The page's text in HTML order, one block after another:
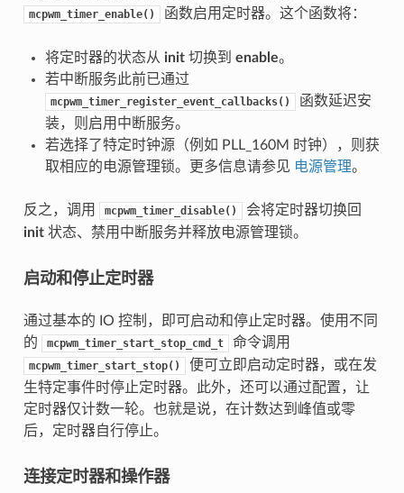
mcpwm_timer_enable() 函数启用定时器。这个函数将：
将定时器的状态从 init切换到 enable。
若中断服务此前已通过
mcpwm_timer_register_event_callbacks()
函数延迟安
装，则启用中断服务。
若选择了特定时钟源（例如 PLL_160M 时钟），则获
取相应的电源管理锁。更多信息请参见 电源管理。
反之，调用 mcpwm_timer_disable()
会将定时器切换回
init状态、禁用中断服务并释放电源管理锁。
启动和停止定时器
通过基本的 IO 控制，即可启动和停止定时器。使用不同
的
mcpwm_timer_start_stop_cmd_t 命令调用
mcpwm_timer_start_stop()
便可立即启动定时器，或在发
生特定事件时停止定时器。此外，还可以通过配置，让
定时器仅计数一轮。也就是说，在计数达到峰值或零
后，定时器自行停止。
连接定时器和操作器